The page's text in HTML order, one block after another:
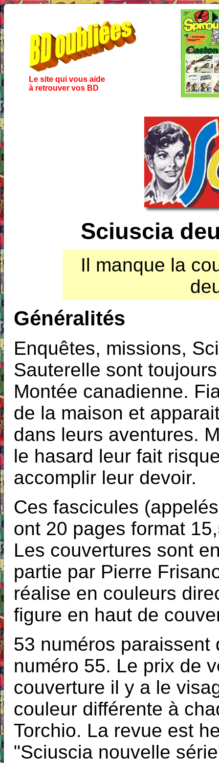
Le site qui vous aide
à retrouver vos BD
Sciuscia
Il manque la
Généralités
Enquêtes, missions,
Sauterelle sont
Montée canadienne.
de la maison et
dans leurs aventures.
le hasard leur fait
accomplir leur devoir.
Ces fascicules
ont 20 pages format
Les couvertures sont
partie par Pierre
réalise en couleurs
figure en haut de
53 numéros
numéro 55. Le prix de
couverture il y a le
couleur différente à
Torchio. La revue est
"Sciuscia nouvelle